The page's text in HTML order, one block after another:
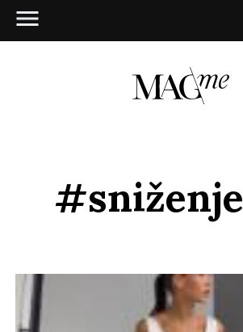
#sniženje